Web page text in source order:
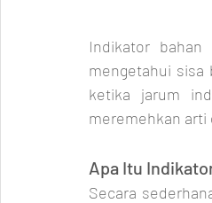
Indikator
mengetahui sisa
ketika jarum
meremehkan arti
Apa Itu
Secara